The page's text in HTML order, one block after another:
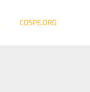
COSPE.ORG